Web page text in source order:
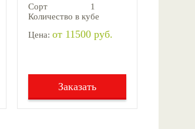
Сорт
1
Количество в кубе
Цена: от 11500 руб.
Заказать